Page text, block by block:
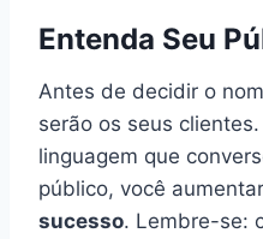
Entenda Seu
Antes de decidir o
serão os seus
linguagem que
público, você
sucesso. Lembre-se: